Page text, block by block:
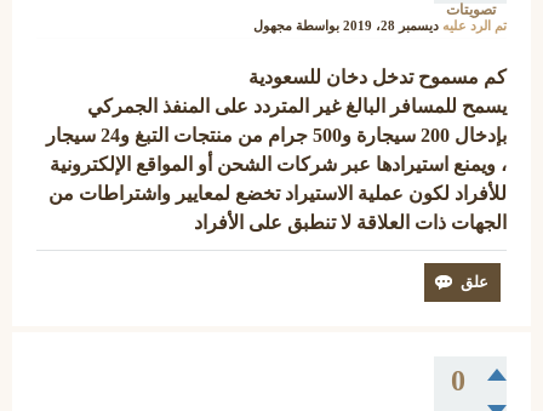
تصويتات
تم الرد عليه ديسمبر 28، 2019 بواسطة مجهول
كم مسموح تدخل دخان للسعودية
يسمح للمسافر البالغ غير المتردد على المنفذ الجمركي
بإدخال 200 سيجارة و500 جرام من منتجات التبغ و24 سيجار
، ويمنع استيرادها عبر شركات الشحن أو المواقع الإلكترونية
للأفراد لكون عملية الاستيراد تخضع لمعايير واشتراطات من
الجهات ذات العلاقة لا تنطبق على الأفراد
0